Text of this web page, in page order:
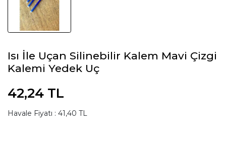
Isı İle Uçan Silinebilir Kalem Mavi Çizgi
Kalemi Yedek Uç
42,24 TL
Havale Fiyatı : 41,40 TL